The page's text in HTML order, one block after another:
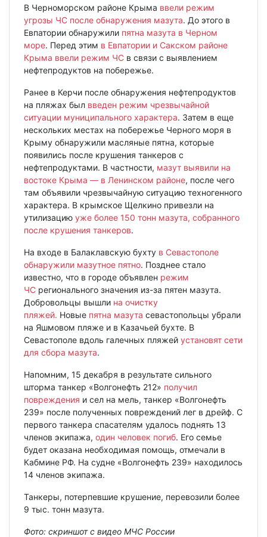
В Черноморском районе Крыма ввели режим
угрозы ЧС после обнаружения мазута. До этого в
Евпатории обнаружили пятна мазута в Черном
море. Перед этим в Евпатории и Сакском районе
Крыма ввели режим ЧС в связи с выявлением
нефтепродуктов на побережье.
Ранее в Керчи после обнаружения нефтепродуктов
на пляжах был введен режим чрезвычайной
ситуации муниципального характера. Затем в еще
нескольких местах на побережье Черного моря в
Крыму обнаружили масляные пятна, которые
появились после крушения танкеров с
нефтепродуктами. В частности, мазут выявили на
востоке Крыма — в Ленинском районе, после чего
там объявили чрезвычайную ситуацию техногенного
характера. В крымское Щелкино привезли на
утилизацию уже более 150 тонн мазута, собранного
после крушения танкеров.
На входе в Балаклавскую бухту в Севастополе
обнаружили мазутное пятно. Позднее стало
известно, что в городе объявлен режим
ЧС регионального значения из-за пятен мазута.
Добровольцы вышли на очистку
пляжей. Новые пятна мазута севастопольцы убрали
на Яшмовом пляже и в Казачьей бухте. В
Севастополе вдоль галечных пляжей установят сети
для сбора мазута.
Напомним, 15 декабря в результате сильного
шторма танкер «Волгонефть 212» получил
повреждения и сел на мель, танкер «Волгонефть
239» после полученных повреждений лег в дрейф. С
первого танкера спасателям удалось поднять 13
членов экипажа, один человек погиб. Его семье
будет оказана необходимая помощь, отмечали в
Кабмине РФ. На судне «Волгонефть 239» находилось
14 членов экипажа.
Танкеры, потерпевшие крушение, перевозили более
9 тыс. тонн мазута.
Фото: скриншот с видео МЧС России